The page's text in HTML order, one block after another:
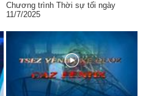
Chương trình Thời sự tối ngày
11/7/2025